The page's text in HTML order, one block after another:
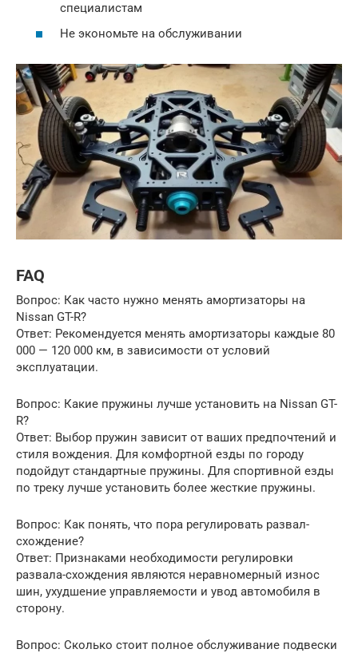
специалистам
Не экономьте на обслуживании
FAQ
Вопрос: Как часто нужно менять амортизаторы на
Nissan GT-R?
Ответ: Рекомендуется менять амортизаторы каждые 80
000 — 120 000 км, в зависимости от условий
эксплуатации.
Вопрос: Какие пружины лучше установить на Nissan GT-
R?
Ответ: Выбор пружин зависит от ваших предпочтений и
стиля вождения. Для комфортной езды по городу
подойдут стандартные пружины. Для спортивной езды
по треку лучше установить более жесткие пружины.
Вопрос: Как понять, что пора регулировать развал-
схождение?
Ответ: Признаками необходимости регулировки
развала-схождения являются неравномерный износ
шин, ухудшение управляемости и увод автомобиля в
сторону.
Вопрос: Сколько стоит полное обслуживание подвески